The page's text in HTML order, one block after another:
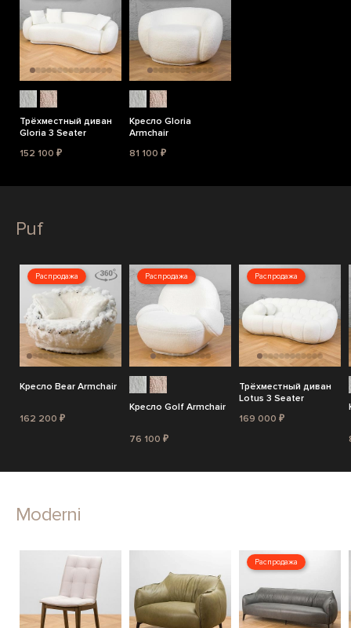
Трёхместный диван
Gloria 3 Seater
152 100 ₽
Кресло Gloria
Armchair
81 100 ₽
Puf
Распродажа
Кресло Bear Armchair
162 200 ₽
Распродажа
Кресло Golf Armchair
76 100 ₽
Распродажа
Трёхместный диван
Lotus 3 Seater
169 000 ₽
Moderni
Распродажа